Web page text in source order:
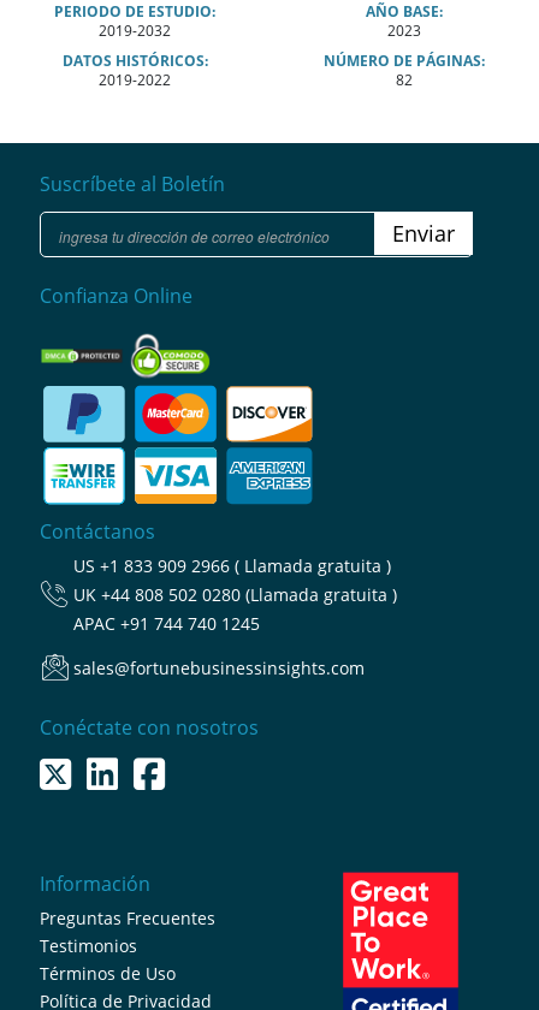
PERIODO DE ESTUDIO:
2019-2032
AÑO BASE:
2023
DATOS HISTÓRICOS:
2019-2022
NÚMERO DE PÁGINAS:
82
Suscríbete al Boletín
Enviar
Confianza Online
Contáctanos
US +1 833 909 2966 ( Llamada gratuita )
UK +44 808 502 0280 (Llamada gratuita )
APAC +91 744 740 1245
sales@fortunebusinessinsights.com
Conéctate con nosotros
Información
Preguntas Frecuentes
Testimonios
Términos de Uso
Política de Privacidad